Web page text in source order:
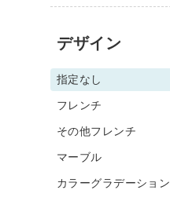
デザイン
指定なし
フレンチ
その他フレンチ
マーブル
カラーグラデーション